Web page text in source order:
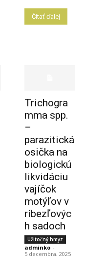
Čítať ďalej
Trichogra
mma spp.
–
parazitická
osička na
biologickú
likvidáciu
vajíčok
motýľov v
ríbezľovýc
h sadoch
Užitočný hmyz
adminko -
5 decembra, 2025